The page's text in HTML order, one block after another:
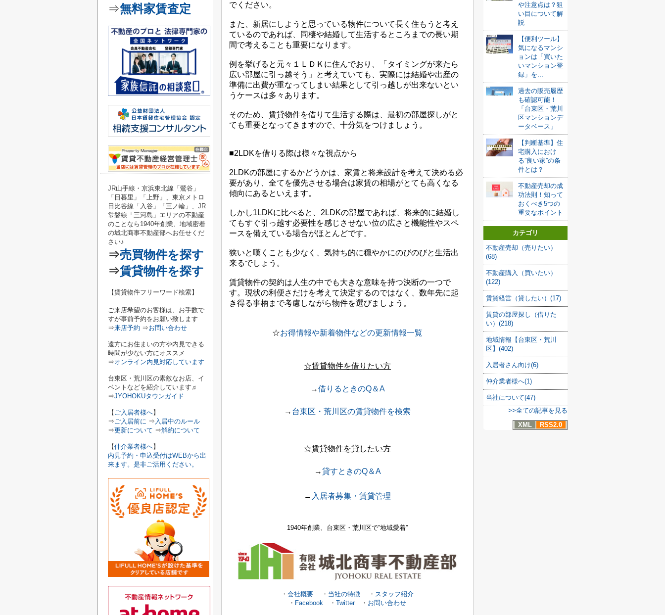
でください。
また、新居にしようと思っている物件について長く住もうと考え
ているのであれば、同棲や結婚して生活するところまでの長い期
間で考えることも重要になります。
例を挙げると元々１ＬＤＫに住んでおり、「タイミングが来たら
広い部屋に引っ越そう」と考えていても、実際には結婚や出産の
準備に出費が重なってしまい結果として引っ越しが出来ないとい
うケースは多々あります。
そのため、賃貸物件を借りて生活する際は、最初の部屋探しがと
ても重要となってきますので、十分気をつけましょう。
■2LDKを借りる際は様々な視点から
2LDKの部屋にするかどうかは、家賃と将来設計を考えて決める必
要があり、全てを優先させる場合は家賃の相場がとても高くなる
傾向にあるといえます。
しかし1LDKに比べると、2LDKの部屋であれば、将来的に結婚し
てもすぐ引っ越す必要性を感じさせない位の広さと機能性やスペ
ースを備えている場合がほとんどです。
狭いと嘆くことも少なく、気持ち的に穏やかにのびのびと生活出
来るでしょう。
賃貸物件の契約は人生の中でも大きな意味を持つ決断の一つで
す。現状の利便さだけを考えて決定するのではなく、数年先に起
き得る事柄まで考慮しながら物件を選びましょう。
☆お得情報や新着物件などの更新情報一覧
☆賃貸物件を借りたい方
→借りるときのQ＆A
→ 台東区・荒川区の賃貸物件を検索
☆賃貸物件を貸したい方
→貸すときのQ＆A
→ 入居者募集・賃貸管理
1940年創業、台東区・荒川区で”地域愛着”
・ 会社概要 ・ 当社の特徴 ・ スタッフ紹介
・ Facebook ・ Twitter・ お問い合わせ
や注意点は？狙
い目について解
説
【便利ツール】
気になるマンシ
ョンは「買いた
いマンション登
録」を...
過去の販売履歴
も確認可能！
「台東区・荒川
区マンションデ
ータベース」
【判断基準】住
宅購入におけ
る”良い家”の条
件とは？
不動産売却の成
功法則！知って
おくべき5つの
重要なポイント
カテゴリ
不動産売却（売りたい）
(68)
不動産購入（買いたい）
(122)
賃貸経営（貸したい）(17)
賃貸の部屋探し（借りた
い）(218)
地域情報【台東区・荒川
区】(402)
入居者さん向け(6)
仲介業者様へ(1)
当社について(47)
>>全ての記事を見る
XML
RSS2.0
⇒無料家賃査定
JR山手線・京浜東北線「鶯谷 」
「 日暮里 」「 上野 」、東京メトロ
日比谷線「 入谷 」「 三ノ輪 」、JR
常磐線「 三河島 」エリアの不動産
のことなら1940年創業、地域密着
の城北商事不動産部へお任せくだ
さい♪
⇒売買物件を探す
⇒賃貸物件を探す
【賃貸物件フリーワード検索】
ご来店希望のお客様は、お手数で
すが事前予約をお願い致します
⇒来店予約 ⇒お問い合わせ
遠方にお住まいの方や内見できる
時間が少ない方にオススメ
⇒オンライン内見対応しています
台東区・荒川区の素敵なお店、イ
ベントなどを紹介しています♬
⇒JYOHOKUタウンガイド
【 ご入居者様へ】
⇒ご入居前に ⇒ 入居中のルール
⇒更新について ⇒解約について
【仲介業者様へ】
内見予約・申込受付はWEBから出
来ます。是非ご活用ください。